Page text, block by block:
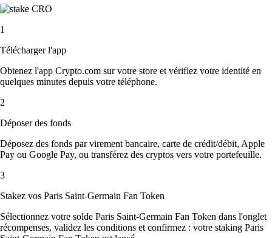
1
Télécharger l'app
Obtenez l'app Crypto.com sur votre store et vérifiez votre identité en
quelques minutes depuis votre téléphone.
2
Déposer des fonds
Déposez des fonds par virement bancaire, carte de crédit/débit, Apple
Pay ou Google Pay, ou transférez des cryptos vers votre portefeuille.
3
Stakez vos Paris Saint-Germain Fan Token
Sélectionnez votre solde Paris Saint-Germain Fan Token dans l'onglet
récompenses, validez les conditions et confirmez : votre staking Paris